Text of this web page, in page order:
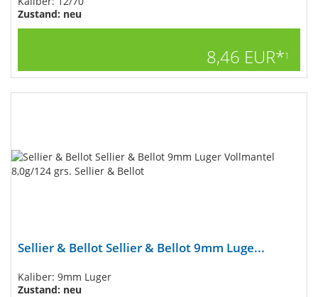
Zustand: neu
8,46 EUR*1
Sellier & Bellot Sellier & Bellot 9mm Luge...
Kaliber: 9mm Luger
Zustand: neu